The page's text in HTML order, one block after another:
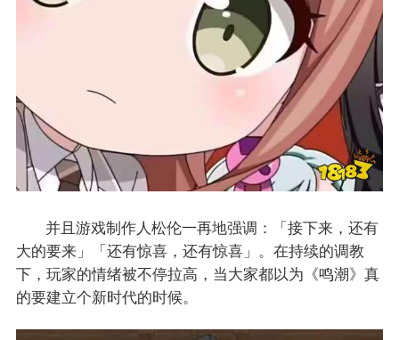
并且游戏制作人松伦一再地强调：「接下来，还有
大的要来」「还有惊喜，还有惊喜」。在持续的调教
下，玩家的情绪被不停拉高，当大家都以为《鸣潮》真
的要建立个新时代的时候。